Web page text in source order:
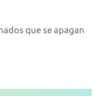
que se apagan